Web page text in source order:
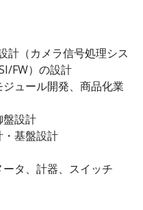
計（カメラ信号処理シス
FW）の設計
ュール開発、商品化業
設計
基盤設計
タ、計器、スイッチ